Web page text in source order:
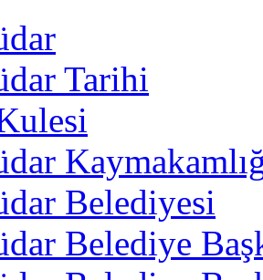
Tarihi
Belediyesi
Belediye